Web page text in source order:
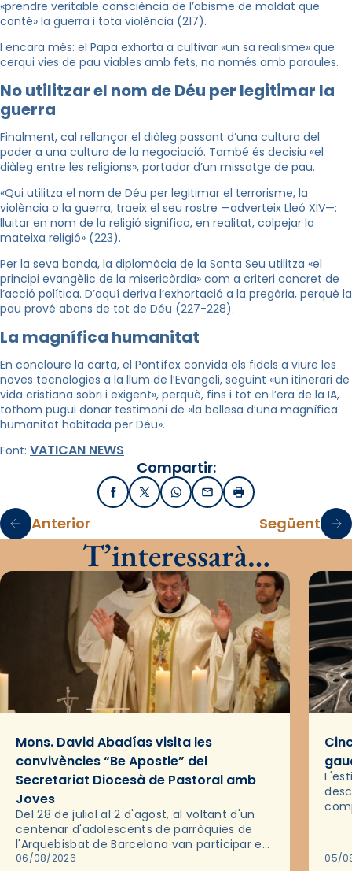
«prendre veritable consciència de l’abisme de maldat que
conté» la guerra i tota violència (217).
I encara més: el Papa exhorta a cultivar «un sa realisme» que
cerqui vies de pau viables amb fets, no només amb paraules.
No utilitzar el nom de Déu per legitimar la
guerra
Finalment, cal rellançar el diàleg passant d’una cultura del
poder a una cultura de la negociació. També és decisiu «el
diàleg entre les religions», portador d’un missatge de pau.
«Qui utilitza el nom de Déu per legitimar el terrorisme, la
violència o la guerra, traeix el seu rostre —adverteix Lleó XIV—:
lluitar en nom de la religió significa, en realitat, colpejar la
mateixa religió» (223).
Per la seva banda, la diplomàcia de la Santa Seu utilitza «el
principi evangèlic de la misericòrdia» com a criteri concret de
l’acció política. D’aquí deriva l’exhortació a la pregària, perquè la
pau prové abans de tot de Déu (227-228).
La magnífica humanitat
En concloure la carta, el Pontífex convida els fidels a viure les
noves tecnologies a la llum de l’Evangeli, seguint «un itinerari de
vida cristiana sobri i exigent», perquè, fins i tot en l’era de la IA,
tothom pugui donar testimoni de «la bellesa d’una magnífica
humanitat habitada per Déu».
Font: VATICAN NEWS
Compartir:
FacebookX / TwitterWhatsApp
EmailImprimir
Anterior Següent
T’interessarà…
Mons. David Abadías visita les
convivències “Be Apostle” del
Secretariat Diocesà de Pastoral amb
Joves
Del 28 de juliol al 2 d'agost, al voltant d'un
centenar d'adolescents de parròquies de
l'Arquebisbat de Barcelona van participar en
les convivències Be Apostle, organitzades
06/08/2026 05/